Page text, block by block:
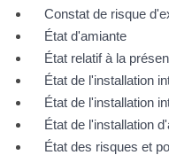
Constat de risque
État d'amiante
État relatif à la
État de l'installation
État de l'installation
État de l'installation
État des risques et